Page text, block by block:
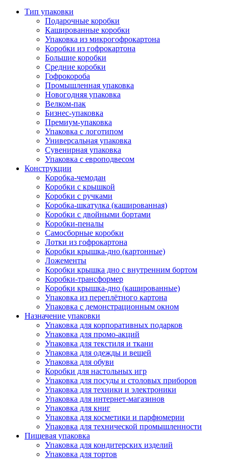
Тип упаковки
Подарочные коробки
Кашированные коробки
Упаковка из микрогофрокартона
Коробки из гофрокартона
Большие коробки
Средние коробки
Гофрокороба
Промышленная упаковка
Новогодняя упаковка
Велком-пак
Бизнес-упаковка
Премиум-упаковка
Упаковка с логотипом
Универсальная упаковка
Сувенирная упаковка
Упаковка с европодвесом
Конструкции
Коробка-чемодан
Коробки с крышкой
Коробки с ручками
Коробка-шкатулка (кашированная)
Коробки с двойными бортами
Коробки-пеналы
Самосборные коробки
Лотки из гофрокартона
Коробки крышка-дно (картонные)
Ложементы
Коробки крышка дно с внутренним бортом
Коробки-трансформер
Коробки крышка-дно (кашированные)
Упаковка из переплётного картона
Упаковка с демонстрационным окном
Назначение упаковки
Упаковка для корпоративных подарков
Упаковка для промо-акций
Упаковка для текстиля и ткани
Упаковка для одежды и вещей
Упаковка для обуви
Коробки для настольных игр
Упаковка для посуды и столовых приборов
Упаковка для техники и электроники
Упаковка для интернет-магазинов
Упаковка для книг
Упаковка для косметики и парфюмерии
Упаковка для технической промышленности
Пищевая упаковка
Упаковка для кондитерских изделий
Упаковка для тортов